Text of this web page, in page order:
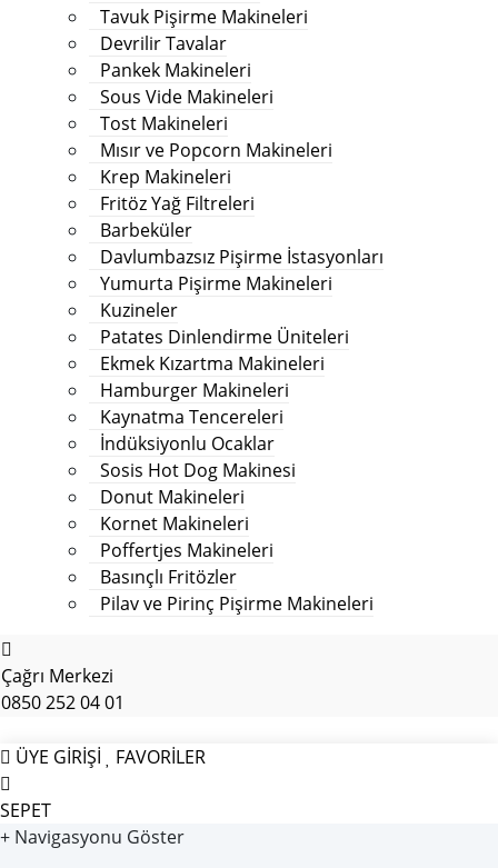
Tavuk Pişirme Makineleri
Devrilir Tavalar
Pankek Makineleri
Sous Vide Makineleri
Tost Makineleri
Mısır ve Popcorn Makineleri
Krep Makineleri
Fritöz Yağ Filtreleri
Barbeküler
Davlumbazsız Pişirme İstasyonları
Yumurta Pişirme Makineleri
Kuzineler
Patates Dinlendirme Üniteleri
Ekmek Kızartma Makineleri
Hamburger Makineleri
Kaynatma Tencereleri
İndüksiyonlu Ocaklar
Sosis Hot Dog Makinesi
Donut Makineleri
Kornet Makineleri
Poffertjes Makineleri
Basınçlı Fritözler
Pilav ve Pirinç Pişirme Makineleri
Çağrı Merkezi
0850 252 04 01
ÜYE GİRİŞİ FAVORİLER
SEPET
+ Navigasyonu Göster